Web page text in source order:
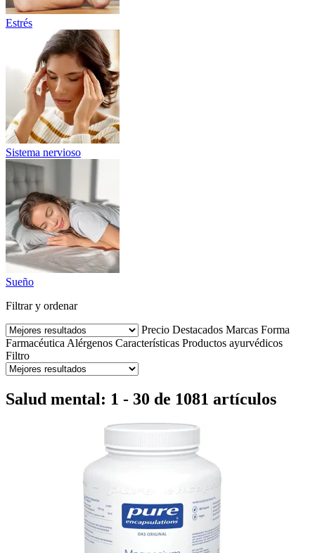
Estrés
Sistema nervioso
Sueño
Filtrar y ordenar
Precio Destacados Marcas Forma
Farmacéutica Alérgenos Características Productos ayurvédicos
Filtro
Salud mental: 1 - 30 de 1081 artículos